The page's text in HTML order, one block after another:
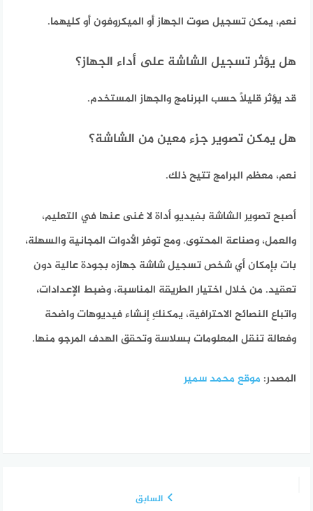
نعم، يمكن تسجيل صوت الجهاز أو الميكروفون أو كليهما.
هل يؤثر تسجيل الشاشة على أداء الجهاز؟
قد يؤثر قليلًا حسب البرنامج والجهاز المستخدم.
هل يمكن تصوير جزء معين من الشاشة؟
نعم، معظم البرامج تتيح ذلك.
أصبح تصوير الشاشة بفيديو أداة لا غنى عنها في التعليم،
والعمل، وصناعة المحتوى. ومع توفر الأدوات المجانية والسهلة،
بات بإمكان أي شخص تسجيل شاشة جهازه بجودة عالية دون
تعقيد. من خلال اختيار الطريقة المناسبة، وضبط الإعدادات،
واتباع النصائح الاحترافية، يمكنكِ إنشاء فيديوهات واضحة
وفعالة تنقل المعلومات بسلاسة وتحقق الهدف المرجو منها.
المصدر:موقع محمد سمير
السابق